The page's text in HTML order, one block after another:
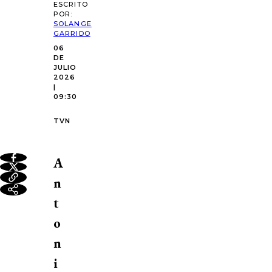
ESCRITO
POR:
SOLANGE
GARRIDO
06
DE
JULIO
2026
|
09:30
TVN
A
n
t
o
n
i